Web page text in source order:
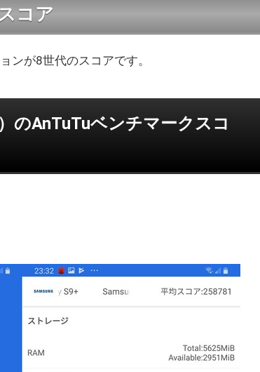
コア
ンが8世代のスコアです。
のAnTuTuベンチマークスコ